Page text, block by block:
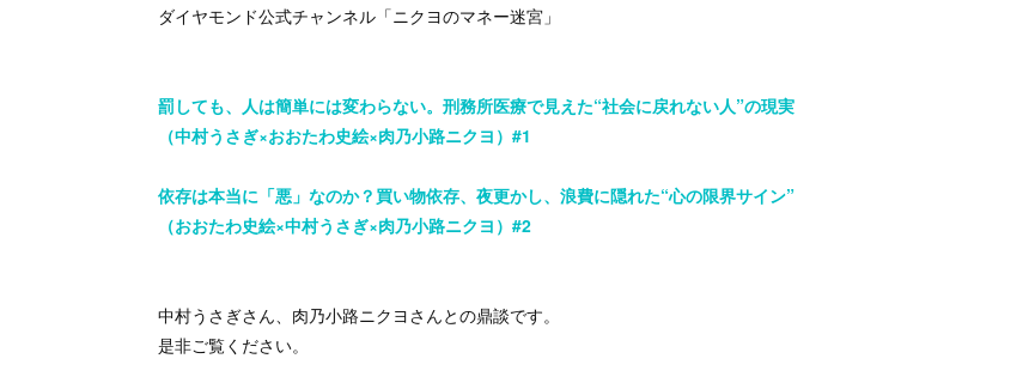
ダイヤモンド公式チャンネル「ニクヨのマネー迷宮」
罰しても、人は簡単には変わらない。刑務所医療で見えた“社会に戻れない人”の現実
（中村うさぎ×おおたわ史絵×肉乃小路ニクヨ）#1
依存は本当に「悪」なのか？買い物依存、夜更かし、浪費に隠れた“心の限界サイン”
（おおたわ史絵×中村うさぎ×肉乃小路ニクヨ）#2
中村うさぎさん、肉乃小路ニクヨさんとの鼎談です。
是非ご覧ください。